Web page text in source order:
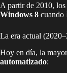
A partir de 2010,
Windows 8 cuando
La era actual
Hoy en día, la
automatizado: